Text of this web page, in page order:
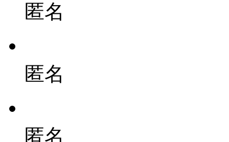
匿名
匿名
匿名